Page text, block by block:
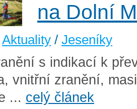
na Dolní
Aktuality / Jeseníky
s indikací k
vnitřní zranění,
... celý článek